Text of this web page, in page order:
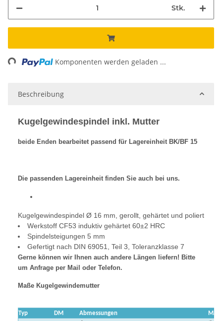
Stk.
Komponenten werden geladen ...
Beschreibung
Kugelgewindespindel inkl. Mutter
beide Enden bearbeitet passend für Lagereinheit BK/BF 15
Die passenden Lagereinheit finden Sie auch bei uns.
Kugelgewindespindel Ø 16 mm, gerollt, gehärtet und poliert
Werkstoff CF53 induktiv gehärtet 60±2 HRC
Spindelsteigungen 5 mm
Gefertigt nach DIN 69051, Teil 3, Toleranzklasse 7
Gerne können wir Ihnen auch andere Längen liefern! Bitte
um Anfrage per Mail oder Telefon.
Maße Kugelgewindemutter
Typ DM Abmessungen